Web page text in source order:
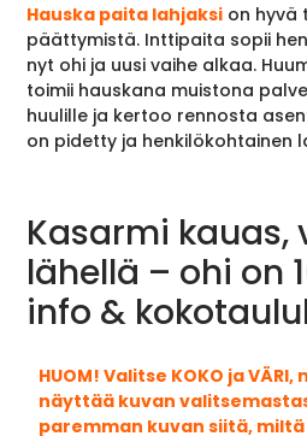
Hauska paita lahjaksi on hyvä
päättymistä. Inttipaita sopii
nyt ohi ja uusi vaihe alkaa.
toimii hauskana muistona
huulille ja kertoo rennosta
on pidetty ja henkilökohtainen
Kasarmi kauas,
lähellä – ohi on
info &
HUOM! Valitse KOKO ja
näyttää kuvan
paremman kuvan siitä,